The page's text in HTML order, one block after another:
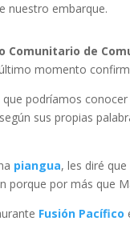
nuestro embarque.
Comunitario de
momento
podríamos
sus propias
piangua, les diré
porque por más que
Fusión Pacífico